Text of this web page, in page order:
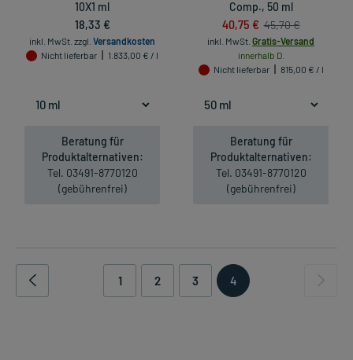
10X1 ml
18,33 €
inkl. MwSt. zzgl. Versandkosten
Nicht lieferbar
1.833,00 € / l
Beratung für
Produktalternativen:
Tel. 03491-8770120
(gebührenfrei)
Comp., 50 ml
40,75 € 45,70 €
inkl. MwSt. Gratis-Versand
innerhalb D.
Nicht lieferbar
815,00 € / l
Beratung für
Produktalternativen:
Tel. 03491-8770120
(gebührenfrei)
1 2 3 4